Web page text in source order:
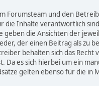
Forumsteam und den
die Inhalte verantwortlich
die Ansichten der
der einen Beitrag als zu
behalten sich das
Da es sich hierbei um ein
gelten ebenso für die